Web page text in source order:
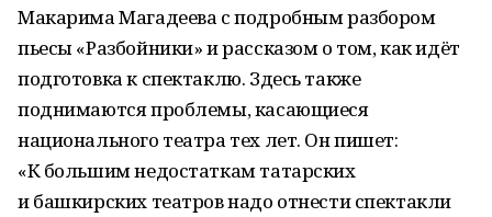
Макарима Магадеева с подробным разбором
пьесы «Разбойники» и рассказом о том, как идёт
подготовка к спектаклю. Здесь также
поднимаются проблемы, касающиеся
национального театра тех лет. Он пишет:
«К большим недостаткам татарских
и башкирских театров надо отнести спектакли